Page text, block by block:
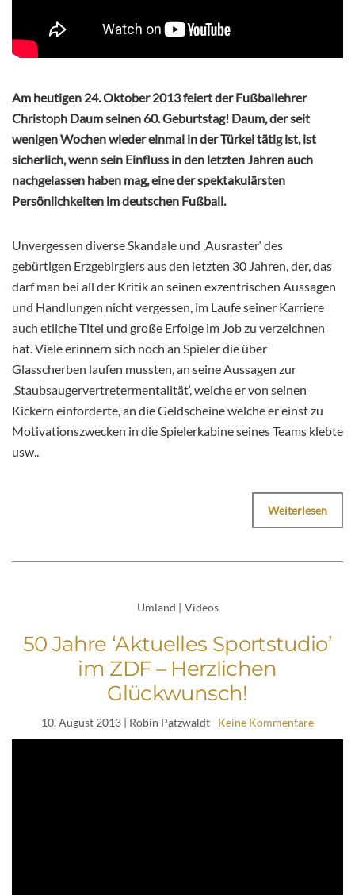
Am heutigen 24. Oktober 2013 feiert der Fußballehrer
Christoph Daum seinen 60. Geburtstag! Daum, der seit
wenigen Wochen wieder einmal in der Türkei tätig ist, ist
sicherlich, wenn sein Einfluss in den letzten Jahren auch
nachgelassen haben mag, eine der spektakulärsten
Persönlichkeiten im deutschen Fußball.
Unvergessen diverse Skandale und ‚Ausraster‘ des
gebürtigen Erzgebirglers aus den letzten 30 Jahren, der, das
darf man bei all der Kritik an seinen exzentrischen Aussagen
und Handlungen nicht vergessen, im Laufe seiner Karriere
auch etliche Titel und große Erfolge im Job zu verzeichnen
hat. Viele erinnern sich noch an Spieler die über
Glasscherben laufen mussten, an seine Aussagen zur
‚Staubsaugervertretermentalität‘, welche er von seinen
Kickern einforderte, an die Geldscheine welche er einst zu
Motivationszwecken in die Spielerkabine seines Teams klebte
usw..
Weiterlesen
Umland | Videos
50 Jahre ‘Aktuelles Sportstudio’
im ZDF – Herzlichen
Glückwunsch!
10. August 2013 | Robin Patzwaldt Keine Kommentare